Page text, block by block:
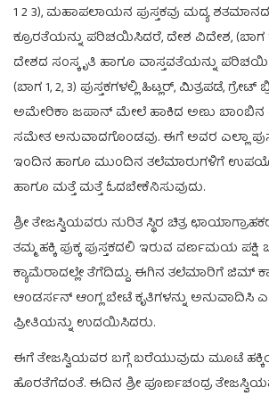
1 2 3), ಮಹಾಪಲಾಯನ ಪುಸ್ತಕವು ಮದ್ಯ
ಕ್ರೂರತೆಯನ್ನು ಪರಿಚಯಿಸಿದರೆ, ದೇಶ ವಿದೇಶ, (ಬಾಗ 1,
ದೇಶದ ಸಂಸ್ಕೃತಿ ಹಾಗೂ ವಾಸ್ತವತೆಯನ್ನು
(ಬಾಗ 1, 2, 3) ಪುಸ್ತಕಗಳಲ್ಲಿ ಹಿಟ್ಲರ್, ಮಿತ್ರಪಡೆ,
ಅಮೇರಿಕಾ ಜಪಾನ್ ಮೇಲೆ ಹಾಕಿದ ಅಣು ಬಾಂಬಿನ
ಸಮೇತ ಅನುವಾದಗೊಂಡವು. ಈಗೆ ಅವರ ಎಲ್ಲಾ
ಇಂದಿನ ಹಾಗೂ ಮುಂದಿನ ತಲೆಮಾರುಗಳಿಗೆ
ಹಾಗೂ ಮತ್ತೆ ಮತ್ತೆ ಓದಬೇಕೆನಿಸುವುದು.
ಶ್ರೀ ತೇಜಸ್ವಿಯವರು ನುರಿತ ಸ್ಥಿರ ಚಿತ್ರ
ತಮ್ಮ ಹಕ್ಕಿ ಪುಕ್ಕ ಪುಸ್ತಕದಲಿ ಇರುವ ವರ್ಣಮಯ ಪಕ್ಷಿ
ಕ್ಯಾಮೆರಾದಲ್ಲೇ ತೆಗೆದಿದ್ದು. ಈಗಿನ ತಲೆಮಾರಿಗೆ ಜಿಮ್
ಆಂಡರ್ಸನ್ ಆಂಗ್ಲ ಬೇಟೆ ಕೃತಿಗಳನ್ನು ಅನುವಾದಿಸಿ
ಪ್ರೀತಿಯನ್ನು ಉದಯಿಸಿದರು.
ಈಗೆ ತೇಜಸ್ವಿಯವರ ಬಗ್ಗೆ ಬರೆಯುವುದು ಮೂಟೆ
ಹೊರತೆಗೆದಂತೆ. ಈದಿನ ಶ್ರೀ ಪೂರ್ಣಚಂದ್ರ